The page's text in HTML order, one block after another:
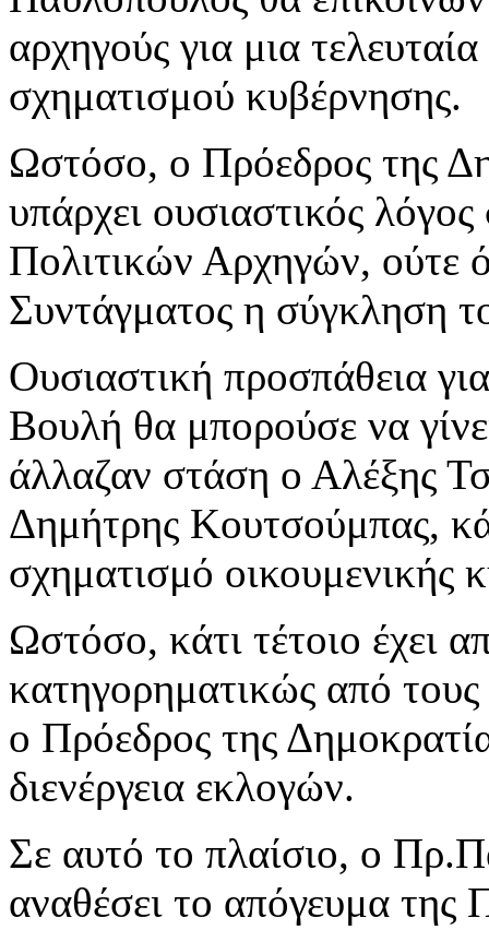
αρχηγούς για μια
σχηματισμού κυβέρνησης.
Ωστόσο, ο Πρόεδρος της
υπάρχει ουσιαστικός
Πολιτικών Αρχηγών, ούτε
Συντάγματος η σύγκληση
Ουσιαστική προσπάθεια
Βουλή θα μπορούσε να
άλλαζαν στάση ο Αλέξης
Δημήτρης Κουτσούμπας,
σχηματισμό οικουμενικής
Ωστόσο, κάτι τέτοιο έχει
κατηγορηματικώς από
ο Πρόεδρος της
διενέργεια εκλογών.
Σε αυτό το πλαίσιο, ο
αναθέσει το απόγευμα της